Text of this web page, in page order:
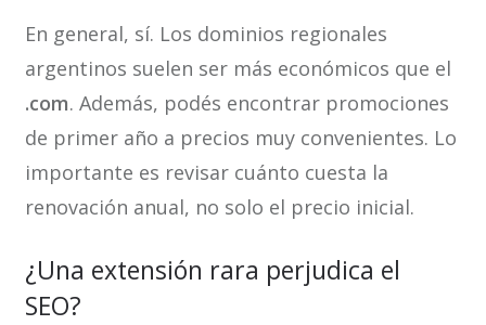
En general, sí. Los dominios regionales
argentinos suelen ser más económicos que el
.com. Además, podés encontrar promociones
de primer año a precios muy convenientes. Lo
importante es revisar cuánto cuesta la
renovación anual, no solo el precio inicial.
¿Una extensión rara perjudica el
SEO?